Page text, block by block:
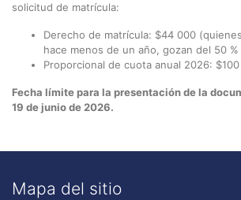
solicitud de matrícula:
Derecho de matrícula: $44 000
hace menos de un año, gozan del 50
Proporcional de cuota anual 2026:
Fecha límite para la presentación de la
19 de junio de 2026.
Mapa del sitio